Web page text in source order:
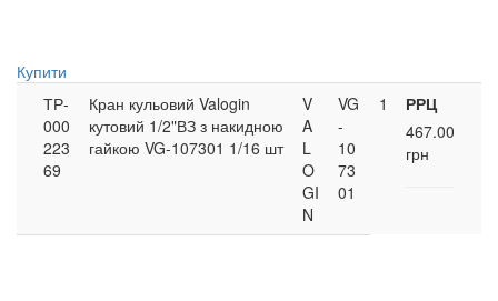
Купити
ТР-
000
223
69
Кран кульовий Valogin
кутовий 1/2"ВЗ з накидною
гайкою VG-107301 1/16 шт
V
A
L
O
GI
N
VG
-
10
73
01
1
РРЦ
467.00
грн